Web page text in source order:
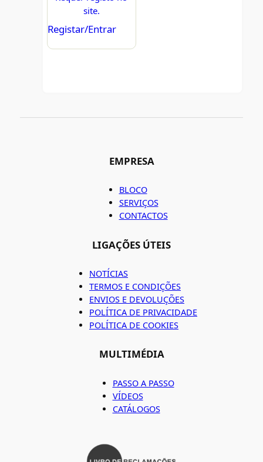
site.
Registar/Entrar
EMPRESA
BLOCO
SERVIÇOS
CONTACTOS
LIGAÇÕES ÚTEIS
NOTÍCIAS
TERMOS E CONDIÇÕES
ENVIOS E DEVOLUÇÕES
POLÍTICA DE PRIVACIDADE
POLÍTICA DE COOKIES
MULTIMÉDIA
PASSO A PASSO
VÍDEOS
CATÁLOGOS